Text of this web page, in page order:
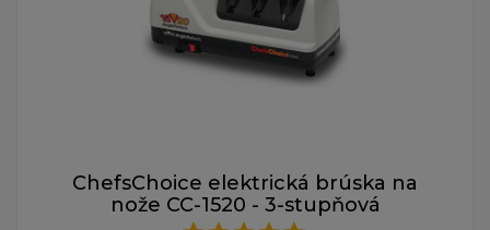
ChefsChoice elektrická brúska na
nože CC-1520 - 3-stupňová